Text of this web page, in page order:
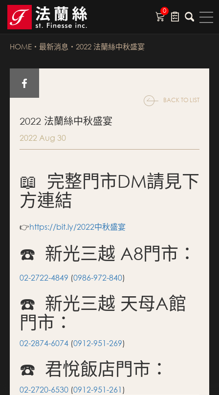
0
HOME 最新消息 2022 法蘭絲中秋盛宴
BACK TO LIST
2022 法蘭絲中秋盛宴
2022 Aug 30
📖 完整門市DM請見下
方連結
👉https://bit.ly/2022中秋盛宴
☎️ 新光三越 A8門市：
02-2722-4849 (0986-972-840)
☎️ 新光三越 天母A館
門市：
02-2874-6074 (0912-951-269)
☎️ 君悅飯店門市：
02-2720-6530 (0912-951-261)